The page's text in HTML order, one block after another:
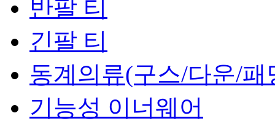
반팔 티
긴팔 티
동계의류(구스/다운/패
기능성 이너웨어